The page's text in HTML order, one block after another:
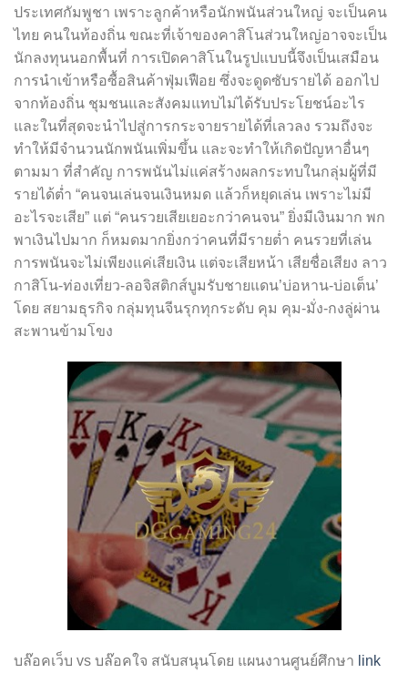
ประเทศกัมพูชา เพราะลูกค้าหรือนักพนันส่วนใหญ่ จะเป็นคน
ไทย คนในท้องถิ่น ขณะที่เจ้าของคาสิโนส่วนใหญ่อาจจะเป็น
นักลงทุนนอกพื้นที่ การเปิดคาสิโนในรูปแบบนี้จึงเป็นเสมือน
การนำเข้าหรือซื้อสินค้าฟุ่มเฟือย ซึ่งจะดูดซับรายได้ ออกไป
จากท้องถิ่น ชุมชนและสังคมแทบไม่ได้รับประโยชน์อะไร
และในที่สุดจะนำไปสู่การกระจายรายได้ที่เลวลง รวมถึงจะ
ทำให้มีจำนวนนักพนันเพิ่มขึ้น และจะทำให้เกิดปัญหาอื่นๆ
ตามมา ที่สำคัญ การพนันไม่แค่สร้างผลกระทบในกลุ่มผู้ที่มี
รายได้ตํ่า “คนจนเล่นจนเงินหมด แล้วก็หยุดเล่น เพราะไม่มี
อะไรจะเสีย” แต่ “คนรวยเสียเยอะกว่าคนจน” ยิ่งมีเงินมาก พก
พาเงินไปมาก ก็หมดมากยิ่งกว่าคนที่มีรายตํ่า คนรวยที่เล่น
การพนันจะไม่เพียงแค่เสียเงิน แต่จะเสียหน้า เสียชื่อเสียง ลาว
กาสิโน-ท่องเที่ยว-ลอจิสติกส์บูมรับชายแดน’บ่อหาน-บ่อเต็น’
โดย สยามธุรกิจ กลุ่มทุนจีนรุกทุกระดับ คุม คุม-มั่ง-กงลู่ผ่าน
สะพานข้ามโขง
บล๊อคเว็บ vs บล๊อคใจ สนับสนุนโดย แผนงานศูนย์ศึกษา link